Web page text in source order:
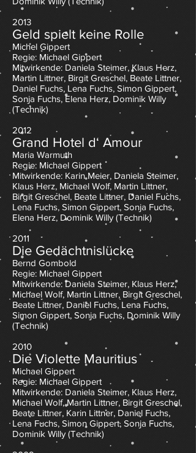
2013
Geld spielt keine Rolle
Michel Gippert
Regie: Michael Gippert
Mitwirkende: Daniela Steimer, Klaus Herz,
Martin Littner, Birgit Greschel, Beate Littner,
Daniel Fuchs, Lena Fuchs, Simon Gippert,
Sonja Fuchs, Elena Herz, Dominik Willy
(Technik)
2012
Grand Hotel d‘ Amour
Maria Warmuth
Regie: Michael Gippert
Mitwirkende: Karin Meier, Daniela Steimer,
Klaus Herz, Michael Wolf, Martin Littner,
Birgit Greschel, Beate Littner, Daniel Fuchs,
Lena Fuchs, Simon Gippert, Sonja Fuchs,
Elena Herz, Dominik Willy (Technik)
2011
Die Gedächtnislücke
Bernd Gombold
Regie: Michael Gippert
Mitwirkende: Daniela Steimer, Klaus Herz,
Michael Wolf, Martin Littner, Birgit Greschel,
Beate Littner, Daniel Fuchs, Lena Fuchs,
Simon Gippert, Sonja Fuchs, Dominik Willy
(Technik)
2010
Die Violette Mauritius
Michael Gippert
Regie: Michael Gippert
Mitwirkende: Daniela Steimer, Klaus Herz,
Michael Wolf, Martin Littner, Birgit Greschel,
Beate Littner, Karin Littner, Daniel Fuchs,
Lena Fuchs, Simon Gippert, Sonja Fuchs,
Dominik Willy (Technik)